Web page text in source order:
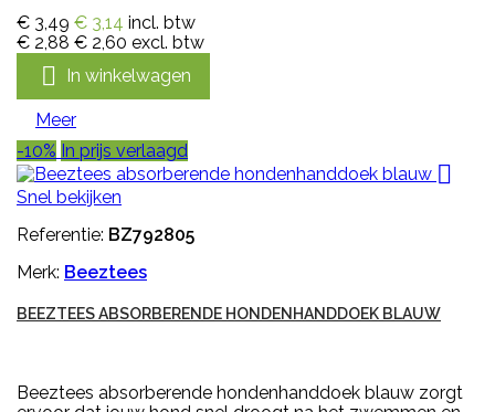
€ 3,49 € 3,14 incl. btw
€ 2,88 € 2,60 excl. btw
 In winkelwagen
Meer
-10% In prijs verlaagd

Snel bekijken
Referentie: BZ792805
Merk: Beeztees
BEEZTEES ABSORBERENDE HONDENHANDDOEK BLAUW
Beeztees absorberende hondenhanddoek blauw zorgt